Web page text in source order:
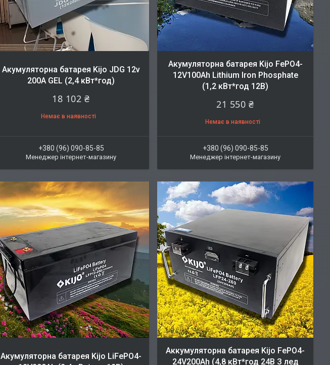
Акумуляторна батарея Kijo JDG 12v
200A GEL (2,4 кВт*год)
18 102 ₴
Немає в наявності
+380 (96) 090-85-85
Менеджер інтернет-магазину
Акумуляторна батарея Kijo FePO4-
12V100Ah Lithium Iron Phosphate
(1,2 кВт*год 12В)
21 550 ₴
Немає в наявності
+380 (96) 090-85-85
Менеджер інтернет-магазину
Акумуляторна батарея Kijo LiFePO4-
Аккумуляторна батарея Kijo FePO4-
24V200Ah (4,8 кВт*год 24В З лед